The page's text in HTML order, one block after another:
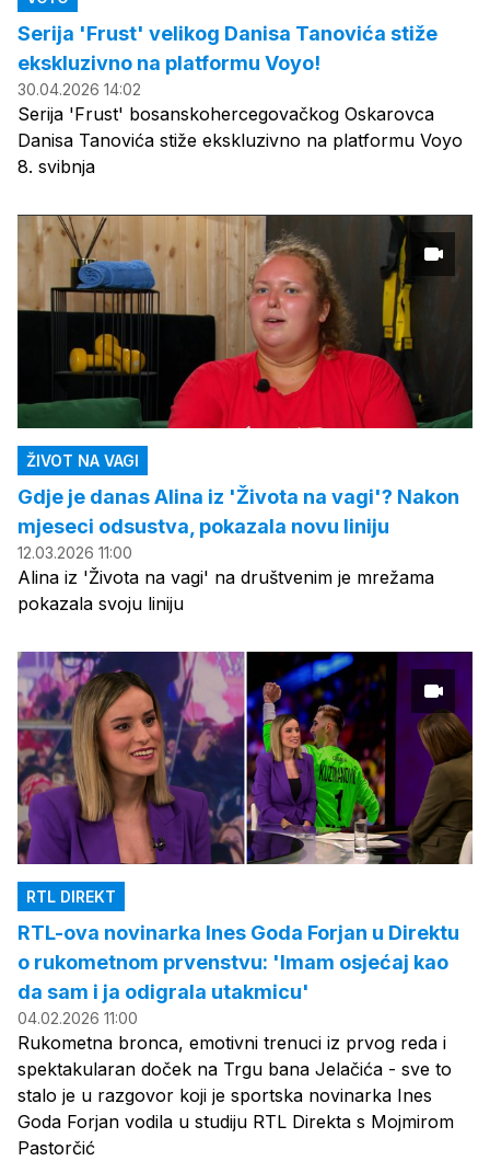
Serija 'Frust' velikog Danisa Tanovića stiže
ekskluzivno na platformu Voyo!
30.04.2026 14:02
Serija 'Frust' bosanskohercegovačkog Oskarovca
Danisa Tanovića stiže ekskluzivno na platformu Voyo
8. svibnja
ŽIVOT NA VAGI
Gdje je danas Alina iz 'Života na vagi'? Nakon
mjeseci odsustva, pokazala novu liniju
12.03.2026 11:00
Alina iz 'Života na vagi' na društvenim je mrežama
pokazala svoju liniju
RTL DIREKT
RTL-ova novinarka Ines Goda Forjan u Direktu
o rukometnom prvenstvu: 'Imam osjećaj kao
da sam i ja odigrala utakmicu'
04.02.2026 11:00
Rukometna bronca, emotivni trenuci iz prvog reda i
spektakularan doček na Trgu bana Jelačića - sve to
stalo je u razgovor koji je sportska novinarka Ines
Goda Forjan vodila u studiju RTL Direkta s Mojmirom
Pastorčić